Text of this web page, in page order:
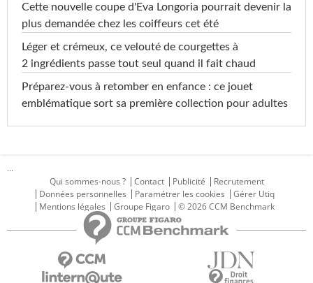
Cette nouvelle coupe d'Eva Longoria pourrait devenir la
plus demandée chez les coiffeurs cet été
Léger et crémeux, ce velouté de courgettes à
2 ingrédients passe tout seul quand il fait chaud
Préparez-vous à retomber en enfance : ce jouet
emblématique sort sa première collection pour adultes
...
Qui sommes-nous ?
Contact Publicité
Recrutement
Données personnelles
Paramétrer les cookies
Gérer Utiq
Mentions légales
Groupe Figaro © 2026 CCM Benchmark